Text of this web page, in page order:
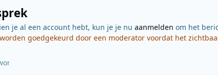
je al een account hebt, kun je je nu aanmelden om het
goedgekeurd door een moderator voordat het